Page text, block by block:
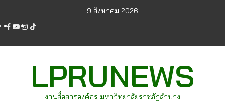
content
9 สิงหาคม 2026
facebook
youtube
instagram
tiktok
LPRUNEWS
งานสื่อสารองค์กร มหาวิทยาลัยราชภัฏลำปาง